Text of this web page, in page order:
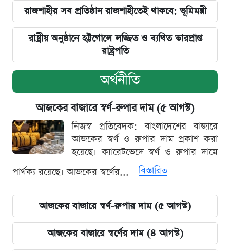
রাজশাহীর সব প্রতিষ্ঠান রাজশাহীতেই থাকবে: ভূমিমন্ত্রী
রাষ্ট্রীয় অনুষ্ঠানে হট্টগোলে লজ্জিত ও ব্যথিত ভারপ্রাপ্ত
রাষ্ট্রপতি
অর্থনীতি
আজকের বাজারে স্বর্ণ-রুপার দাম (৫ আগস্ট)
নিজস্ব প্রতিবেদক: বাংলাদেশের বাজারে
আজকের স্বর্ণ ও রুপার দাম প্রকাশ করা
হয়েছে। ক্যারেটভেদে স্বর্ণ ও রুপার দামে
পার্থক্য রয়েছে। আজকের স্বর্ণের...
বিস্তারিত
আজকের বাজারে স্বর্ণ-রুপার দাম (৫ আগস্ট)
আজকের বাজারে স্বর্ণের দাম (৪ আগস্ট)